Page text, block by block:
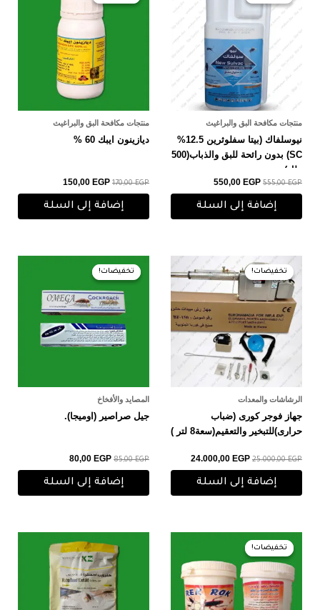
منتجات مكافحة البق والبراغيث
نيوسلفاك (بيتا سفلوثرين 12.5%
SC) بدون رائحة للبق والذباب(500
ملل)
555,00EGP
550,00 EGP
إضافة إلى السلة
منتجات مكافحة البق والبراغيث
ديازينون ايبك 60 %
170,00EGP
170,00 EGP.
150,00 EGP
150,00 EGP.
إضافة إلى السلة
تخفيضات!
تخفيضات!
الرشاشات والمعدات
جهاز فوجر كورى (ضباب
حرارى)للتبخير والتعقيم(سعة8 لتر )
25.000,00EGP
السعر
الأصلي
هو:
25.000,00 EGP.
24.000,00 EGP
السعر
هو:
24.000,00 EGP.
إضافة إلى السلة
تخفيضات!
تخفيضات!
المصايد والأفخاخ
جيل صراصير (اوميجا).
85,00EGP
السعر
الأصلي
هو:
85,00 EGP.
80,00 EGP
السعر
80,00 EGP.
إضافة إلى السلة
تخفيضات!
تخفيضات!
السعر
الأصلي
40,00 EGP.
السعر
35,00 EGP.